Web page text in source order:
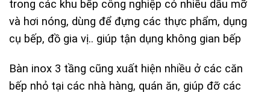
trong các khu bếp công nghiệp có nhiều dầu mỡ
và hơi nóng, dùng để đựng các thực phẩm, dụng
cụ bếp, đồ gia vị.. giúp tận dụng không gian bếp
Bàn inox 3 tầng cũng xuất hiện nhiều ở các căn
bếp nhỏ tại các nhà hàng, quán ăn, giúp đỡ các